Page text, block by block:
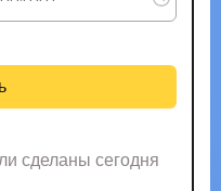
сделаны сегодня